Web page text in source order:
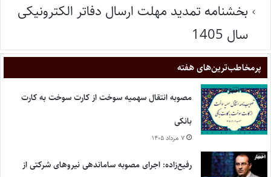
بخشنامه تمدید مهلت ارسال دفاتر الکترونیکی
سال 1405
پر‌مخاطب‌ترین‌های هفته
مصوبه انتقال سهمیه سوخت از کارت سوخت به کارت
بانکی
۷ مرداد ۱۴۰۵
رفیع‌زاده: اجرای مصوبه ساماندهی نیروهای شرکتی از